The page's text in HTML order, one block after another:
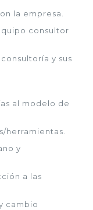
la empresa.
consultor
y sus
al modelo de
herramientas.
y
a las
cambio